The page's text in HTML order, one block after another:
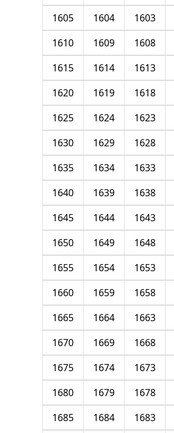
1603
1604
1605
1608
1609
1610
1613
1614
1615
1618
1619
1620
1623
1624
1625
1628
1629
1630
1633
1634
1635
1638
1639
1640
1643
1644
1645
1648
1649
1650
1653
1654
1655
1658
1659
1660
1663
1664
1665
1668
1669
1670
1673
1674
1675
1678
1679
1680
1683
1684
1685